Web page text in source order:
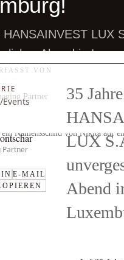
LUX
Abend in
VON
Gontschar
Partner
Partner
E-MAIL
35 Jahre
LUX
Abend